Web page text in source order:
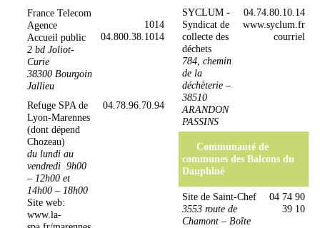
SYCLUM -
Syndicat de
collecte des
déchets
784, chemin
de la
déchèterie –
38510
ARANDON
PASSINS
04.74.80.10.14
www.syclum.fr
courriel
France Telecom
Agence
Accueil public
2 bd Joliot-
Curie
38300 Bourgoin
Jallieu
1014
04.800.38.1014
Refuge SPA de
Lyon-Marennes
(dont dépend
Chozeau)
du lundi au
vendredi 9h00
– 12h00 et
14h00 – 18h00
Site web:
www.la-
04.78.96.70.94
Communauté de
communes des Balcons du
Dauphiné
Site de Saint-Chef
3553 route de
Chamont – Boîte
04 74 90
39 10